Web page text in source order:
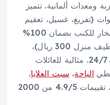
ومعدات ألمانية. تتميز
خزانات بـ7 خطوات (تفريغ، غسيل، تعقيم
UV، عزل)، وتنظيف بالبخار للكنب بضمان 100%
رضا. أسعار تنافسية (تنظيف منزل 300 ريال)،
خصومات 30%، وخدمة 24/7. مثالية للعائلات
الباحة، سبت العلايا،
. تقييمات 4.9/5 من 2000